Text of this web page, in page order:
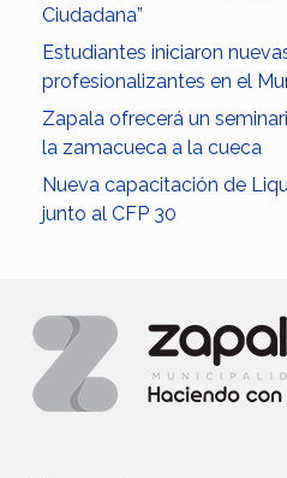
Ciudadana”
Estudiantes iniciaron
profesionalizantes en el
Zapala ofrecerá un
la zamacueca a la cueca
Nueva capacitación de
junto al CFP 30